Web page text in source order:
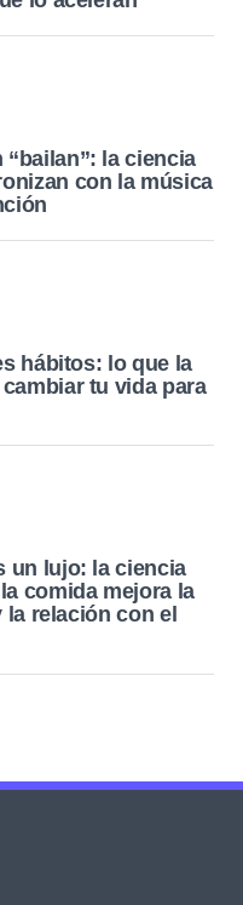
la ciencia
con la música
hábitos: lo que la
tu vida para
un lujo: la ciencia
comida mejora la
relación con el